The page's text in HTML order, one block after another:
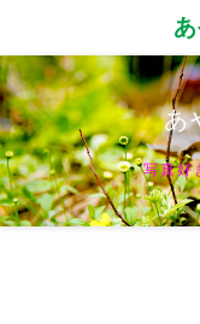
あ
写真好